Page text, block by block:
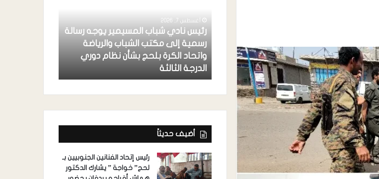
تدشين مهرجان خريف حوف ومخيم
الأسر المنتجة برعاية محافظ المهرة
أغسطس 7, 2026
رئيس نادي شباب المسيمير يوجه رسالة
رسمية إلى مكتب الشباب والرياضة
واتحاد الكرة بلحج بشأن نظام دوري
الدرجة الثالثة
أضيف حديثاً
رئيس إتحاد الفنانين الجنوبيين بـ
لحج” خواجة ” يشارك الدكتور